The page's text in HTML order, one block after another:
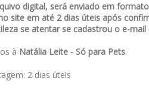
digital, será enviado em
site em até 2 dias úteis após
se atentar se cadastrou o e-
à Natália Leite - Só para Pets.
2 dias úteis